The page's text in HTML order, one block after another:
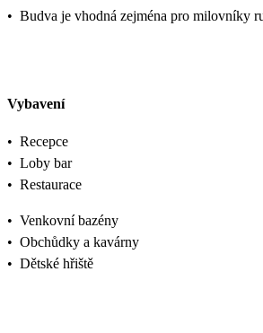
• Budva je vhodná zejména pro milovníky
Vybavení
• Recepce
• Loby bar
• Restaurace
• Venkovní bazény
• Obchůdky a kavárny
• Dětské hřiště